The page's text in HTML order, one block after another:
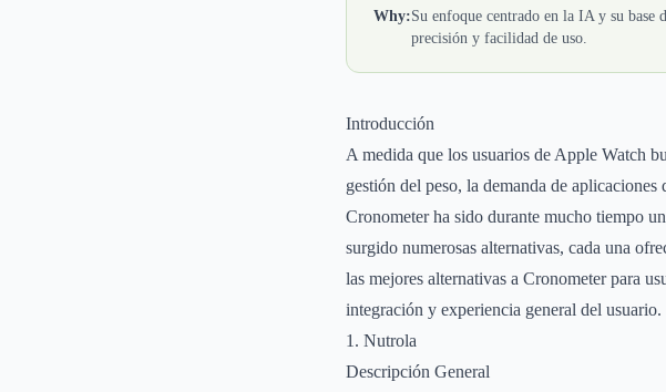
Why:Su enfoque centrado en la IA y su base
precisión y facilidad de uso.
Introducción
A medida que los usuarios de Apple Watch
gestión del peso, la demanda de
Cronometer ha sido durante mucho tiempo
surgido numerosas alternativas, cada una
las mejores alternativas a Cronometer para
integración y experiencia general del usuario.
1. Nutrola
Descripción General